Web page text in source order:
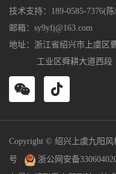
技术支持：189-0585-7376(
邮箱：sy9yfj@163.com
地址：浙江省绍兴市上虞区
工业区舜耕大道西段
Copyright © 绍兴上虞九阳
号
浙公网安备